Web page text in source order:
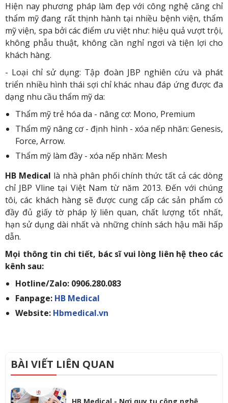
Hiện nay phương pháp làm đẹp với công nghệ căng chỉ
thẩm mỹ đang rất thịnh hành tại nhiều bệnh viện, thẩm
mỹ viện, spa bởi các điểm ưu việt như: hiệu quả vượt trội,
không phẫu thuật, không cần nghỉ ngơi và tiện lợi cho
khách hàng.
- Loại chỉ sử dụng: Tập đoàn JBP nghiên cứu và phát
triển nhiều hình thái sợi chỉ khác nhau đáp ứng được đa
dạng nhu cầu thẩm mỹ da:
Thẩm mỹ trẻ hóa da - nâng cơ: Mono, Premium
Thẩm mỹ nâng cơ - định hình - xóa nếp nhăn: Genesis,
Force, Arrow.
Thẩm mỹ làm đầy - xóa nếp nhăn: Mesh
HB Medical là nhà phân phối chính thức tất cả các dòng
chỉ JBP Vline tại Việt Nam từ năm 2013. Đến với chúng
tôi, các khách hàng sẽ được cung cấp các sản phẩm có
đầy đủ giấy tờ pháp lý liên quan, chất lượng tốt nhất,
hạn sử dụng dài nhất và những chính sách hậu mãi hấp
dẫn.
Mọi thông tin chi tiết, bác sĩ vui lòng liên hệ theo các
kênh sau:
Hotline/Zalo: 0906.280.083
Fanpage: HB Medical
Website: Hbmedical.vn
BÀI VIẾT LIÊN QUAN